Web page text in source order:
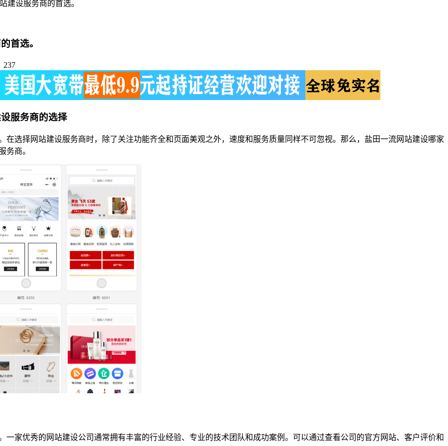
建设服务商的首选。
首选。
237
服务商的选择
在选择网站建设服务商时，除了关注功能齐全和页面美观之外，速度和服务质量同样不可忽视。那么，盐田一流网站建设哪家
务商。
家优秀的网站建设公司通常拥有丰富的行业经验、专业的技术团队和成功案例。可以通过查看公司的官方网站、客户评价和